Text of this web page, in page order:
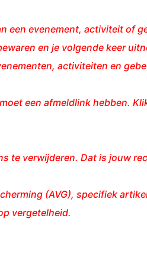
een evenement, activiteit of
en je volgende keer
activiteiten en
een afmeldlink hebben.
te verwijderen. Dat is jouw
(AVG), specifiek
vergetelheid.